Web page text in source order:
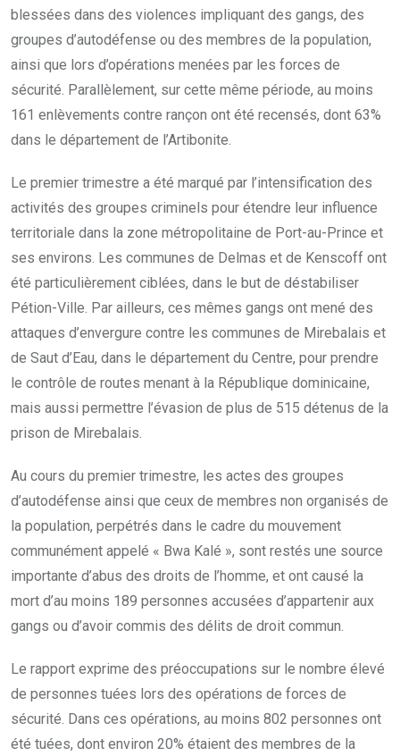
blessées dans des violences impliquant des gangs, des
groupes d’autodéfense ou des membres de la population,
ainsi que lors d’opérations menées par les forces de
sécurité. Parallèlement, sur cette même période, au moins
161 enlèvements contre rançon ont été recensés, dont 63%
dans le département de l’Artibonite.
Le premier trimestre a été marqué par l’intensification des
activités des groupes criminels pour étendre leur influence
territoriale dans la zone métropolitaine de Port-au-Prince et
ses environs. Les communes de Delmas et de Kenscoff ont
été particulièrement ciblées, dans le but de déstabiliser
Pétion-Ville. Par ailleurs, ces mêmes gangs ont mené des
attaques d’envergure contre les communes de Mirebalais et
de Saut d’Eau, dans le département du Centre, pour prendre
le contrôle de routes menant à la République dominicaine,
mais aussi permettre l’évasion de plus de 515 détenus de la
prison de Mirebalais.
Au cours du premier trimestre, les actes des groupes
d’autodéfense ainsi que ceux de membres non organisés de
la population, perpétrés dans le cadre du mouvement
communément appelé « Bwa Kalé », sont restés une source
importante d’abus des droits de l’homme, et ont causé la
mort d’au moins 189 personnes accusées d’appartenir aux
gangs ou d’avoir commis des délits de droit commun.
Le rapport exprime des préoccupations sur le nombre élevé
de personnes tuées lors des opérations de forces de
sécurité. Dans ces opérations, au moins 802 personnes ont
été tuées, dont environ 20% étaient des membres de la